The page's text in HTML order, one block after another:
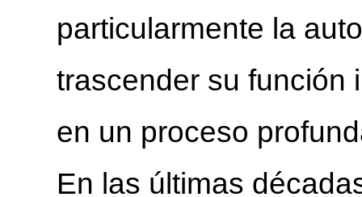
particularmente la
trascender su función
en un proceso
En las últimas